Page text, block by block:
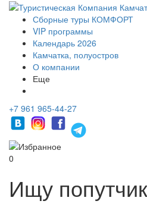
Сборные туры КОМФОРТ
VIP программы
Календарь 2026
Камчатка, полуостров
О компании
Еще
+7 961 965-44-27
0
Ищу